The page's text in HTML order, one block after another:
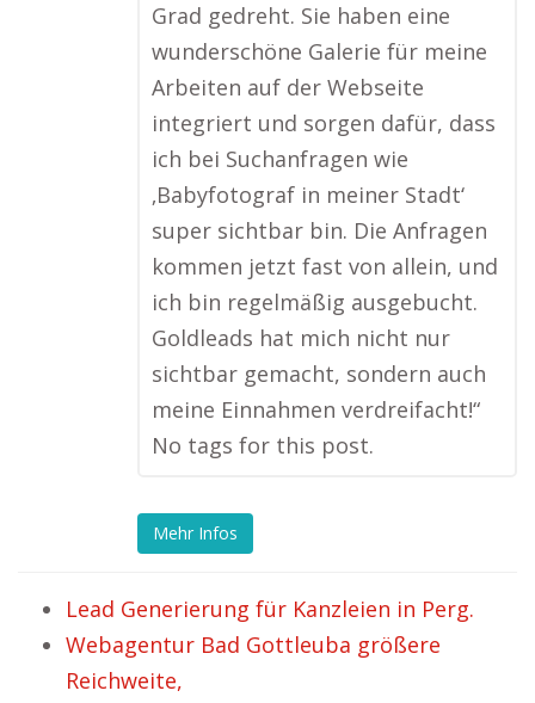
Grad gedreht. Sie haben eine
wunderschöne Galerie für meine
Arbeiten auf der Webseite
integriert und sorgen dafür, dass
ich bei Suchanfragen wie
‚Babyfotograf in meiner Stadt‘
super sichtbar bin. Die Anfragen
kommen jetzt fast von allein, und
ich bin regelmäßig ausgebucht.
Goldleads hat mich nicht nur
sichtbar gemacht, sondern auch
meine Einnahmen verdreifacht!“
No tags for this post.
Mehr Infos
Lead Generierung für Kanzleien in Perg.
Webagentur Bad Gottleuba größere
Reichweite,